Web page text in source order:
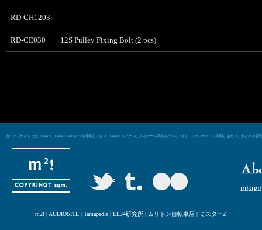
RD-CH1203
RD-CE030 12S Pulley Fixing Bolt (2 pcs)
当ウェブサイトでは、Cookie、Google Analytics を使用しており、Google シグナルによるデータ収集を行っています。ウェブサイトの利用にあたり、然るべき
m2! |AUDIOSITE | Tamapedia| EL34研究所 | ムリドン自転車店 | ミスターZ